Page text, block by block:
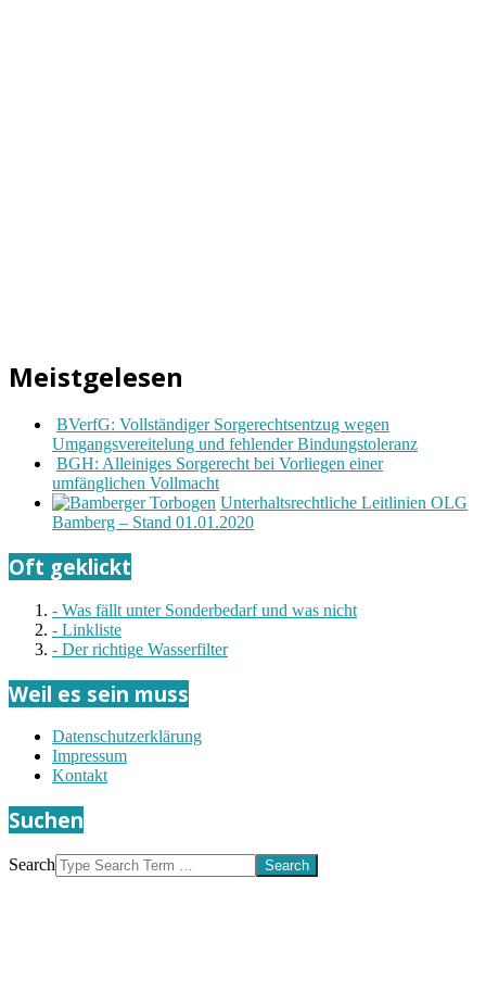
Meistgelesen
BVerfG: Vollständiger Sorgerechtsentzug wegen
Umgangsvereitelung und fehlender Bindungstoleranz
BGH: Alleiniges Sorgerecht bei Vorliegen einer
umfänglichen Vollmacht
Unterhaltsrechtliche Leitlinien OLG
Bamberg – Stand 01.01.2020
Oft geklickt
- Was fällt unter Sonderbedarf und was nicht
- Linkliste
- Der richtige Wasserfilter
Weil es sein muss
Datenschutzerklärung
Impressum
Kontakt
Suchen
Search